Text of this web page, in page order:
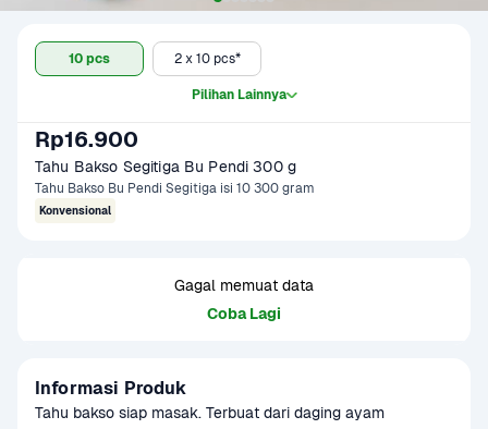
10 pcs 2 x 10 pcs*
Pilihan Lainnya
Rp16.900
Tahu Bakso Segitiga Bu Pendi 300 g
Tahu Bakso Bu Pendi Segitiga isi 10 300 gram
Konvensional
Gagal memuat data
Coba Lagi
Informasi Produk
Tahu bakso siap masak. Terbuat dari daging ayam